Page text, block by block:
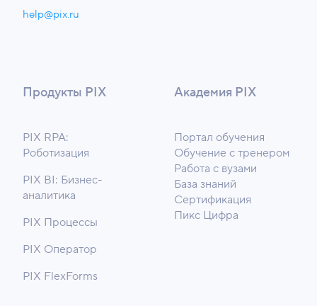
Продукты PIX
PIX RPA:
Роботизация
PIX BI: Бизнес-
аналитика
PIX Процессы
PIX Оператор
PIX FlexForms
Академия PIX
Портал обучения
Обучение с тренером
Работа с вузами
База знаний
Сертификация
Пикс Цифра
help@pix.ru